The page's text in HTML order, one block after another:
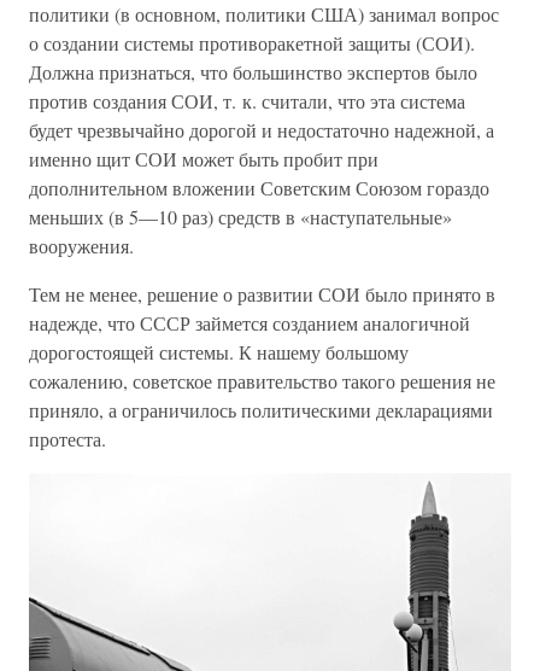
политики (в основном, политики США) занимал вопрос
о создании системы противоракетной защиты (СОИ).
Должна признаться, что большинство экспертов было
против создания СОИ, т. к. считали, что эта система
будет чрезвычайно дорогой и недостаточно надежной, а
именно щит СОИ может быть пробит при
дополнительном вложении Советским Союзом гораздо
меньших (в 5—10 раз) средств в «наступательные»
вооружения.
Тем не менее, решение о развитии СОИ было принято в
надежде, что СССР займется созданием аналогичной
дорогостоящей системы. К нашему большому
сожалению, советское правительство такого решения не
приняло, а ограничилось политическими декларациями
протеста.